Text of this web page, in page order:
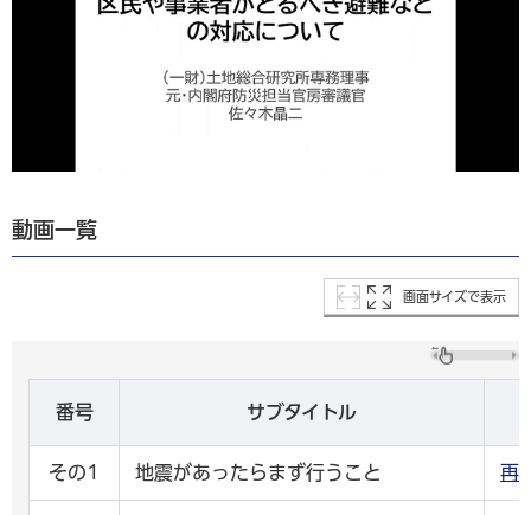
動画一覧
画面サイズで表示
番号 サブタイトル
その1 地震があったらまず行うこと 再